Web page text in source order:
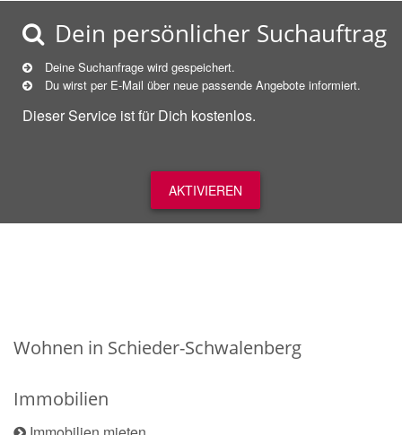
Dein persönlicher Suchauftrag
Deine Suchanfrage wird gespeichert.
Du wirst per E-Mail über neue passende Angebote informiert.
Dieser Service ist für Dich kostenlos.
AKTIVIEREN
Wohnen in Schieder-Schwalenberg
Immobilien